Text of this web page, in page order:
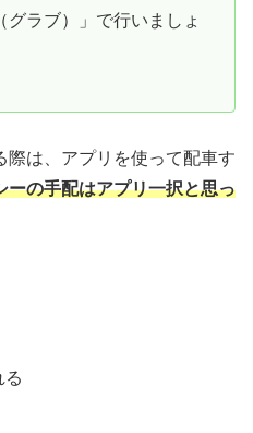
グラブ）」で行いましょ
際は、アプリを使って配車す
ーの手配はアプリ一択と思っ
る